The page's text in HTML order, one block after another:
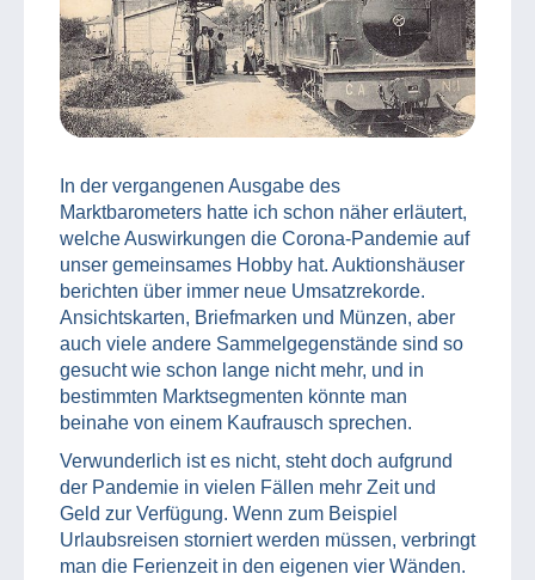
In der vergangenen Ausgabe des
Marktbarometers hatte ich schon näher erläutert,
welche Auswirkungen die Corona-Pandemie auf
unser gemeinsames Hobby hat. Auktionshäuser
berichten über immer neue Umsatzrekorde.
Ansichtskarten, Briefmarken und Münzen, aber
auch viele andere Sammelgegenstände sind so
gesucht wie schon lange nicht mehr, und in
bestimmten Marktsegmenten könnte man
beinahe von einem Kaufrausch sprechen.
Verwunderlich ist es nicht, steht doch aufgrund
der Pandemie in vielen Fällen mehr Zeit und
Geld zur Verfügung. Wenn zum Beispiel
Urlaubsreisen storniert werden müssen, verbringt
man die Ferienzeit in den eigenen vier Wänden.